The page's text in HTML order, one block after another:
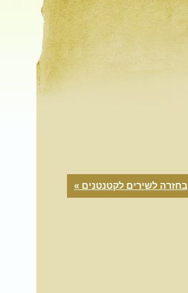
בחזרה לשירים לקטנטנים »